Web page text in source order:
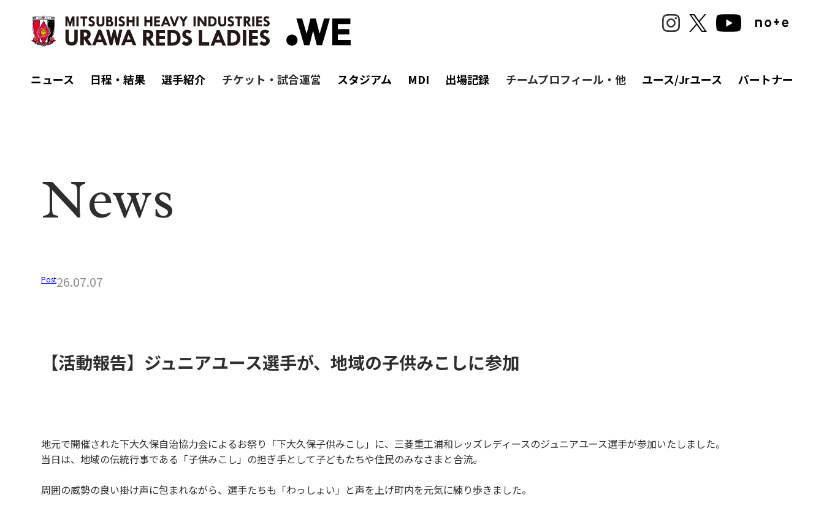
ニュース 日程・結果 選手紹介 チケット・試合運営 スタジアム MDI 出場記録 チームプロフィール・他 ユース/Jrユース パートナー
News
Post26.07.07
【活動報告】ジュニアユース選手が、地域の子供みこしに参加
地元で開催された下大久保自治協力会によるお祭り「下大久保子供みこし」に、三菱重工浦和レッズレディースのジュニアユース選手が参加いたしました。
当日は、地域の伝統行事である「子供みこし」の担ぎ手として子どもたちや住民のみなさまと合流。
周囲の威勢の良い掛け声に包まれながら、選手たちも「わっしょい」と声を上げ町内を元気に練り歩きました。